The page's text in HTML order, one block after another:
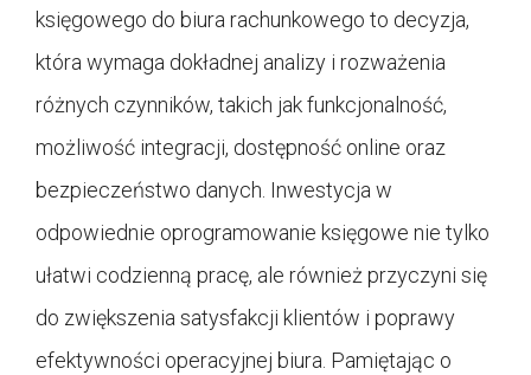
księgowego do biura rachunkowego to decyzja,
która wymaga dokładnej analizy i rozważenia
różnych czynników, takich jak funkcjonalność,
możliwość integracji, dostępność online oraz
bezpieczeństwo danych. Inwestycja w
odpowiednie oprogramowanie księgowe nie tylko
ułatwi codzienną pracę, ale również przyczyni się
do zwiększenia satysfakcji klientów i poprawy
efektywności operacyjnej biura. Pamiętając o